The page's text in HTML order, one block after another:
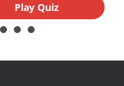
Play Quiz